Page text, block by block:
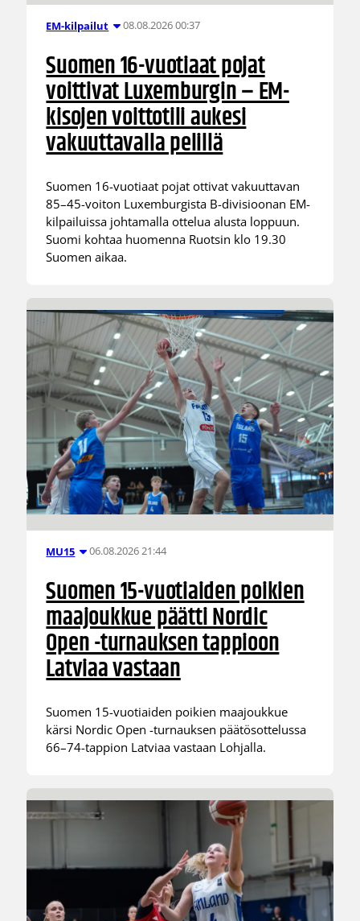
EM-kilpailut 08.08.2026 00:37
Suomen 16-vuotiaat pojat
voittivat Luxemburgin – EM-
kisojen voittotili aukesi
vakuuttavalla pelillä
Suomen 16-vuotiaat pojat ottivat vakuuttavan
85–45-voiton Luxemburgista B-divisioonan EM-
kilpailuissa johtamalla ottelua alusta loppuun.
Suomi kohtaa huomenna Ruotsin klo 19.30
Suomen aikaa.
MU15 06.08.2026 21:44
Suomen 15-vuotiaiden poikien
maajoukkue päätti Nordic
Open -turnauksen tappioon
Latviaa vastaan
Suomen 15-vuotiaiden poikien maajoukkue
kärsi Nordic Open -turnauksen päätösottelussa
66–74-tappion Latviaa vastaan Lohjalla.